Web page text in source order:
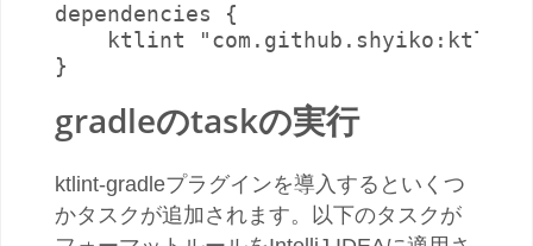
dependencies {
ktlint
gradleのtaskの実行
ktlint-gradleプラグインを導入するといくつ
かタスクが追加されます。以下のタスクが